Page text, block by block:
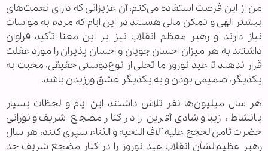
من از این فرصت استفاده می‌کنم، آن عزیزانی که دارای نعمت‌های
بیشتر الهی و تمکن مالی هستند در این ایام که مردم به مواسات
نیاز دارند و رهبر معظم انقلاب نیز بر این معنا تأکید فراوان
داشتند به هر میزان احسان جویان و احسان پذیران را مورد غفلت
قرار ندهند تا عید نوروز ما تجلی از نوع‌دوستی حقیقی، محبت به
یکدیگر، صمیمی بودن و به یکدیگر عشق ورزیدن باشد.
هر سال میلیون‌ها نفر تلاش داشتند این ایام و لحظات بسیار
بانشاط، زیبا و شادی‌آفرین را در کنار مضجع شریف و نورانی
حضرت ثامن‌الحجج علیه آلاف التحیه و الثناء سپری کنند، هر سال
رهبر عظیم‌الشأن انقلاب عید نوروز را در کنار مضجع شریف جد